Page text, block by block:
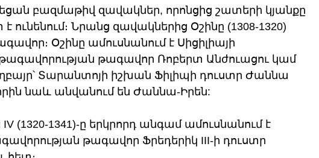
բազմաթիվ զավակներ, որոնցից շատերի կյանքը
Նրանց զավակներից Օշինը (1308-1320)
Օշինը ամուսնանում է Սիցիլիայի
թագավոր Ռոբերտ Անժուացու կամ
Տարանտոյի իշխան Ֆիլիպի դուստր Ժաննա
նաև անվանում են Ժաննա-Իրեն:
(1320-1341)-ը երկրորդ անգամ ամուսնանում է
թագավոր Ֆրեդերիկ III-ի դուստր